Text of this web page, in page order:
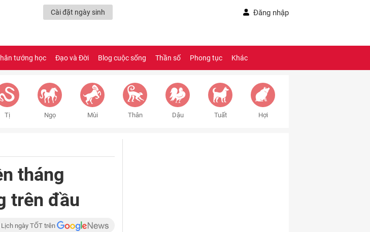
Cài đặt ngày sinh Đăng nhập
tướng học Đạo và Đời Blog cuộc sống Thần số Phong tục Khác
Tị Ngọ Mùi Thân Dậu Tuất Hợi
tháng
trên đầu
ngày TỐT trên